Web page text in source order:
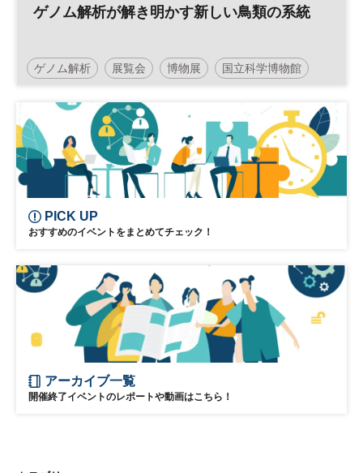
ゲノム解析が解き明かす新しい鳥類の系統
ゲノム解析 展覧会 博物展 国立科学博物館
PICK UP
おすすめのイベントをまとめてチェック！
アーカイブ一覧
開催終了イベントのレポートや動画はこちら！